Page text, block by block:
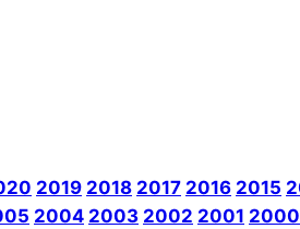
2019 2018 2017 2016 2015
2004 2003 2002 2001 2000